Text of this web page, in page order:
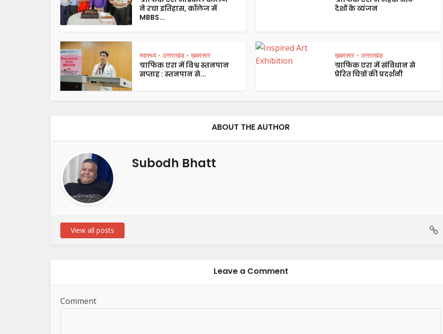
ने रचा इतिहास, कॉलेज में
MBBS...
देशों के व्यंजन
स्वास्थ्य • उत्तराखंड • ख़बरसार
ग्राफिक एरा में विश्व स्तनपान
सप्ताह : स्तनपान से...
ख़बरसार • उत्तराखंड
ग्राफिक एरा में संविधान से
प्रेरित चित्रों की प्रदर्शनी
ABOUT THE AUTHOR
Subodh Bhatt
View all posts
Leave a Comment
Comment